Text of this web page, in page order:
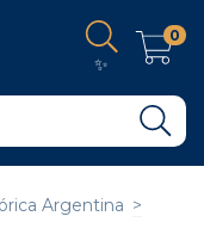
✨
0
Argentina >